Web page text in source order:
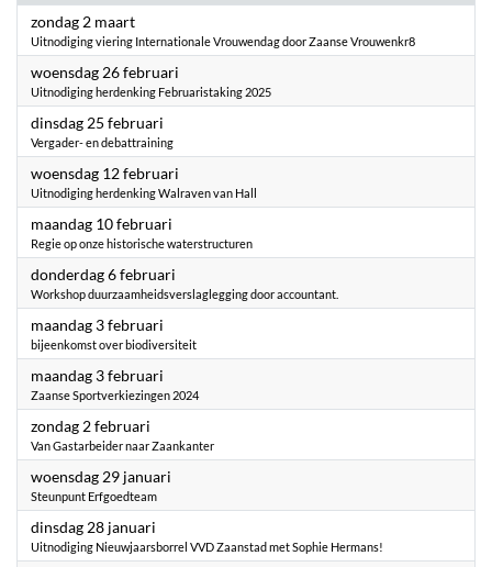
zondag 2 maart2025
Uitnodiging viering Internationale Vrouwendag door Zaanse Vrouwenkr8
woensdag 26 februari
Uitnodiging herdenking Februaristaking 2025
dinsdag 25 februari
Vergader- en debattraining
woensdag 12 februari
Uitnodiging herdenking Walraven van Hall
maandag 10 februari
Regie op onze historische waterstructuren
donderdag 6 februari
Workshop duurzaamheidsverslaglegging door accountant.
maandag 3 februari
bijeenkomst over biodiversiteit
maandag 3 februari
Zaanse Sportverkiezingen 2024
zondag 2 februari
Van Gastarbeider naar Zaankanter
woensdag 29 januari
Steunpunt Erfgoedteam
dinsdag 28 januari
Uitnodiging Nieuwjaarsborrel VVD Zaanstad met Sophie Hermans!